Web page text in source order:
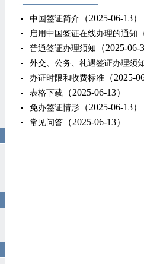
中国签证简介 （2025-06-13）
启用中国签证在线办理的通知
普通签证办理须知 （2025-06-
外交、公务、礼遇签证办理须
办证时限和收费标准 （2025-
表格下载 （2025-06-13）
免办签证情形 （2025-06-13）
常见问答 （2025-06-13）